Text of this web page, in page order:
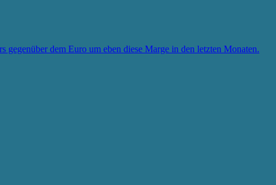
dem Euro um eben diese Marge in den letzten Monaten.